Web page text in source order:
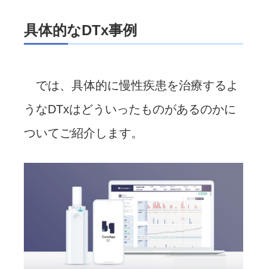
具体的なDTx事例
では、具体的に慢性疾患を治療するよ
うなDTxはどういったものがあるのかに
ついてご紹介します。